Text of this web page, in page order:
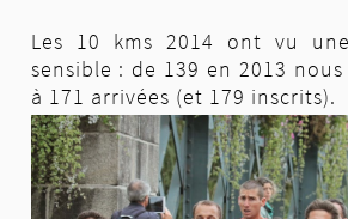
François Guinaudeau sous
couleurs
Et sur le20km,Valérie
Vendée 1h38'57",Cécilia
Vendée 1h44'10"
,Pascale
1h49'46".
Les 10 kms 2014 ont vu
sensible : de 139 en 2013 nous
à 171 arrivées (et 179 inscrits).